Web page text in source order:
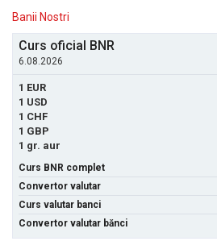
Banii Nostri
Curs oficial BNR
6.08.2026
1 EUR
1 USD
1 CHF
1 GBP
1 gr. aur
Curs BNR complet
Convertor valutar
Curs valutar banci
Convertor valutar bănci